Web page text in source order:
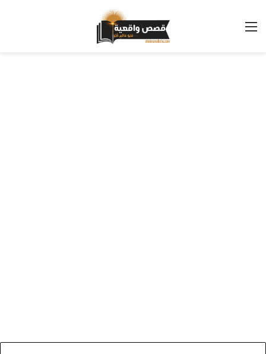
القائمة